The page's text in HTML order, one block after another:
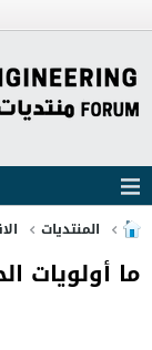
المنتديات
ما أولويات